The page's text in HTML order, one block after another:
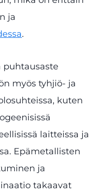
ja
.
puhtausaste
myös tyhjiö- ja
kuten
laitteissa ja
Epämetallisten
ja
takaavat